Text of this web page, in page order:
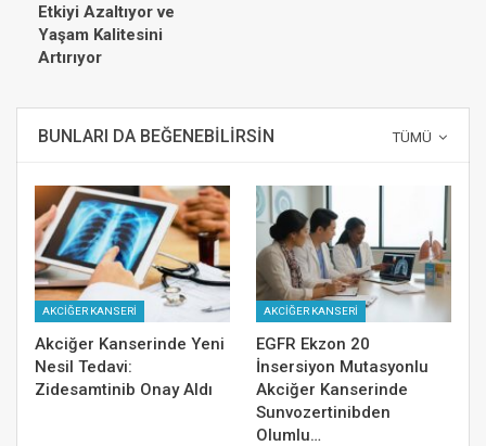
Etkiyi Azaltıyor ve
Yaşam Kalitesini
Artırıyor
TÜMÜ
BUNLARI DA BEĞENEBILIRSIN
AKCİĞER KANSERİ
Akciğer Kanserinde Yeni
Nesil Tedavi:
Zidesamtinib Onay Aldı
AKCİĞER KANSERİ
EGFR Ekzon 20
İnsersiyon Mutasyonlu
Akciğer Kanserinde
Sunvozertinibden
Olumlu…